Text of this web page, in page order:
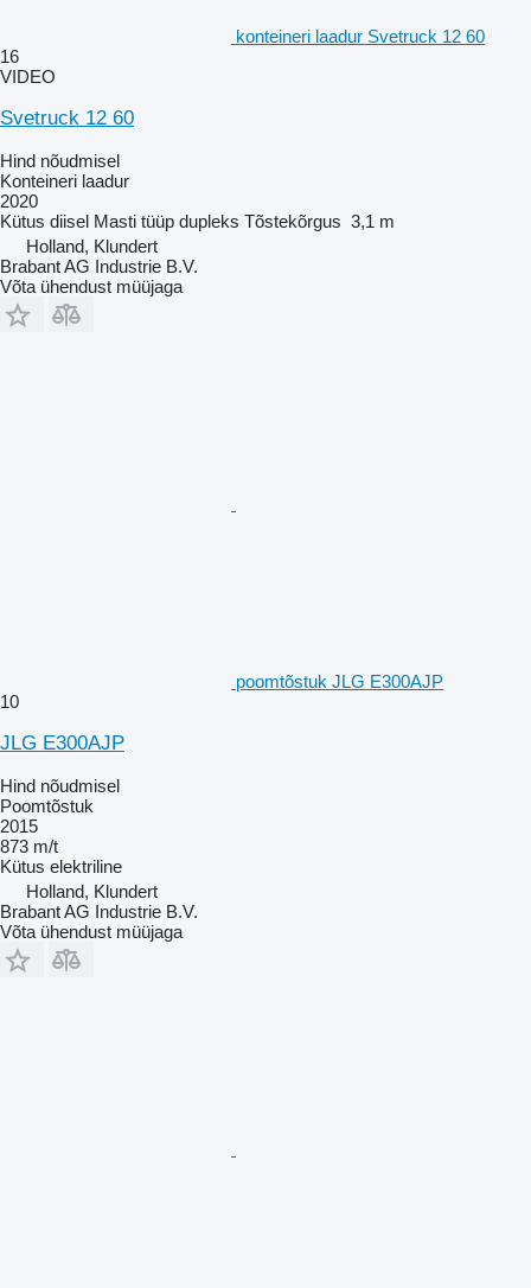
konteineri laadur Svetruck 12 60
16
VIDEO
Svetruck 12 60
Hind nõudmisel
Konteineri laadur
2020
Kütus diisel Masti tüüp dupleks Tõstekõrgus 3,1 m
Holland, Klundert
Brabant AG Industrie B.V.
Võta ühendust müüjaga
poomtõstuk JLG E300AJP
10
JLG E300AJP
Hind nõudmisel
Poomtõstuk
2015
873 m/t
Kütus elektriline
Holland, Klundert
Brabant AG Industrie B.V.
Võta ühendust müüjaga